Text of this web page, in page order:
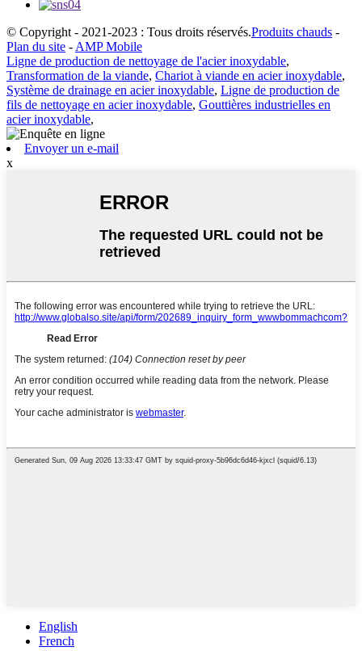
© Copyright - 2021-2023 : Tous droits réservés.Produits chauds -
Plan du site - AMP Mobile
Ligne de production de nettoyage de l'acier inoxydable,
Transformation de la viande, Chariot à viande en acier inoxydable,
Système de drainage en acier inoxydable, Ligne de production de
fils de nettoyage en acier inoxydable, Gouttières industrielles en
acier inoxydable,
Envoyer un e-mail
x
English
French